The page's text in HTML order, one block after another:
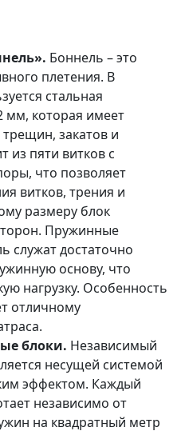
Боннель – это
плетения. В
стальная
мм, которая имеет
закатов и
из пяти витков с
что позволяет
витков, трения и
размеру блок
Пружинные
служат достаточно
основу, что
нагрузку. Особенность
отличному
блоки. Независимый
несущей системой
эффектом. Каждый
независимо от
на квадратный метр